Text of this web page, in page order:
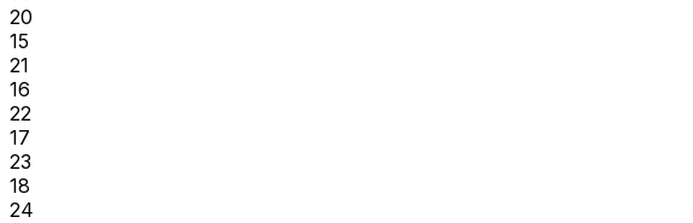
20
15
21
16
22
17
23
18
24